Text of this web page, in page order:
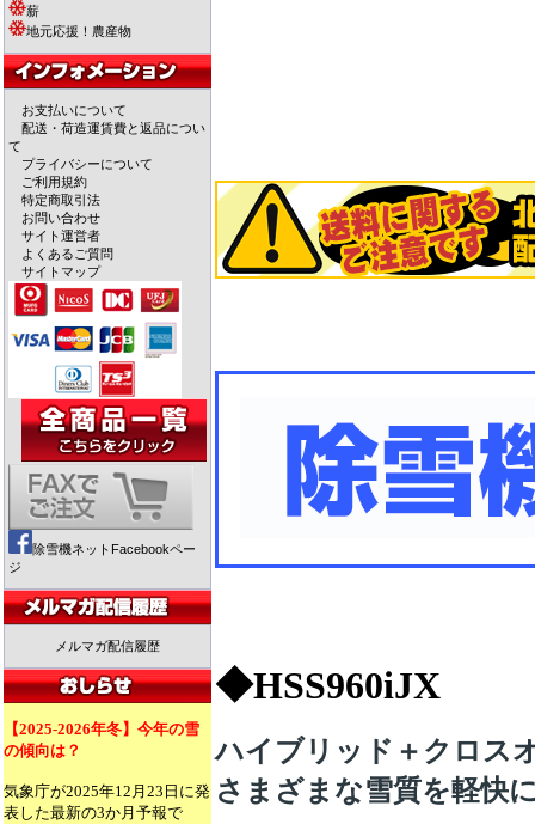
薪
地元応援！農産物
お支払いについて
配送・荷造運賃費と返品につい
て
プライバシーについて
ご利用規約
特定商取引法
お問い合わせ
サイト運営者
よくあるご質問
サイトマップ
除雪機ネットFacebookペー
ジ
メルマガ配信履歴
【2025-2026年冬】今年の雪
の傾向は？
気象庁が2025年12月23日に発
表した最新の3か月予報で
◆HSS960iJX
ハイブリッド＋ クロス
さまざまな雪質を軽快